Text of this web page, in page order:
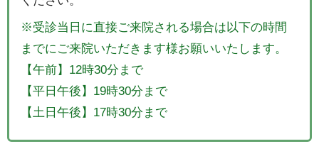
※受診当日に直接ご来院される場合は以下の時間
までにご来院いただきます様お願いいたします。
【午前】12時30分まで
【平日午後】19時30分まで
【土日午後】17時30分まで